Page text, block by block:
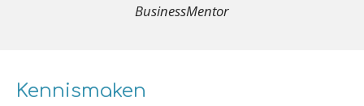
BusinessMentor
Kennismaken